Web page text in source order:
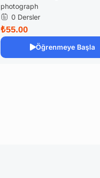
photograph
0 Dersler
₺55.00
Öğrenmeye Başla